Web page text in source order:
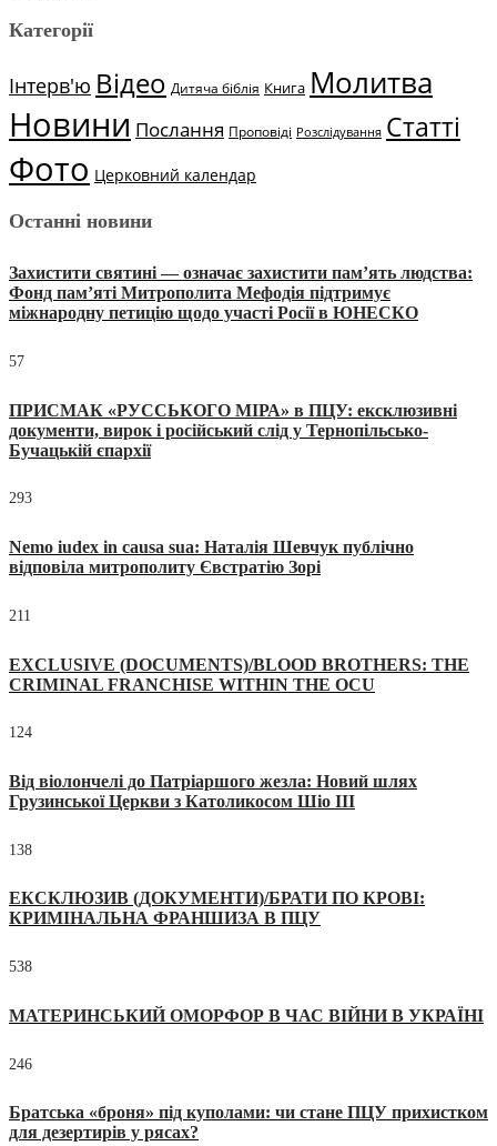
Категорії
Інтерв'ю Відео Дитяча біблія Книга Молитва
Новини Послання Проповіді Розслідування Статті
Фото Церковний календар
Останні новини
Захистити святині — означає захистити пам’ять людства:
Фонд пам’яті Митрополита Мефодія підтримує
міжнародну петицію щодо участі Росії в ЮНЕСКО
57
ПРИСМАК «РУССЬКОГО МІРА» в ПЦУ: ексклюзивні
документи, вирок і російський слід у Тернопільсько-
Бучацькій єпархії
293
Nemo iudex in causa sua: Наталія Шевчук публічно
відповіла митрополиту Євстратію Зорі
211
EXCLUSIVE (DOCUMENTS)/BLOOD BROTHERS: THE
CRIMINAL FRANCHISE WITHIN THE OCU
124
Від віолончелі до Патріаршого жезла: Новий шлях
Грузинської Церкви з Католикосом Шіо III
138
ЕКСКЛЮЗИВ (ДОКУМЕНТИ)/БРАТИ ПО КРОВІ:
КРИМІНАЛЬНА ФРАНШИЗА В ПЦУ
538
МАТЕРИНСЬКИЙ ОМОРФОР В ЧАС ВІЙНИ В УКРАЇНІ
246
Братська «броня» під куполами: чи стане ПЦУ прихистком
для дезертирів у рясах?